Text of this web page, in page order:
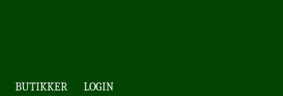
BUTIKKER LOGIN